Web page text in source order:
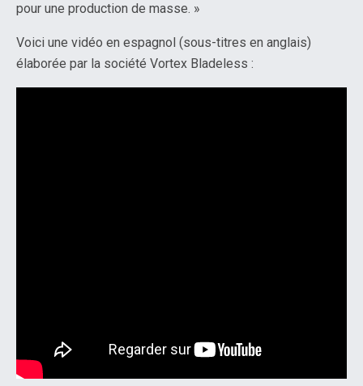
pour une production de masse. »
Voici une vidéo en espagnol (sous-titres en anglais)
élaborée par la société Vortex Bladeless :